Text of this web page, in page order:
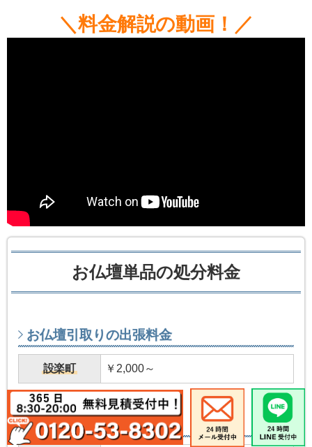
＼料金解説の動画！／
お仏壇単品の処分料金
お仏壇引取りの出張料金
設楽町 ￥2,000～
処分料金の目安